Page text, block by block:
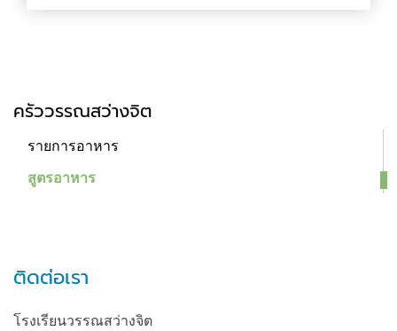
ครัววรรณสว่างจิต
รายการอาหาร
สูตรอาหาร
ติดต่อเรา
โรงเรียนวรรณสว่างจิต